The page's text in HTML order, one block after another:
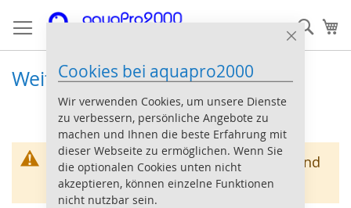
Close
Cookies bei aquapro2000
Wir verwenden Cookies, um unsere Dienste
zu verbessern, persönliche Angebote zu
machen und Ihnen die beste Erfahrung mit
dieser Webseite zu ermöglichen. Wenn Sie
die optionalen Cookies unten nicht
akzeptieren, können einzelne Funktionen
nicht nutzbar sein.
zum
Weitere LPS Korallen
Wir können keine Produkte entsprechend
dieser Auswahl finden